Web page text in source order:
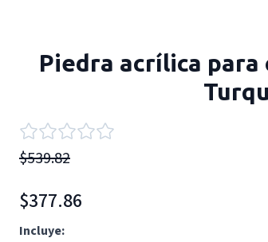
Piedra acrílica
$539.82
$377.86
Incluye: